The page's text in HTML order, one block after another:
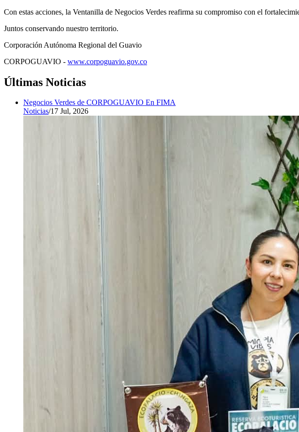
Con estas acciones, la Ventanilla de Negocios Verdes reafirma su compromiso con el
Juntos conservando nuestro territorio.
Corporación Autónoma Regional del Guavio
CORPOGUAVIO - www.corpoguavio.gov.co
Últimas Noticias
Negocios Verdes de CORPOGUAVIO En FIMA
Noticias/17 Jul, 2026